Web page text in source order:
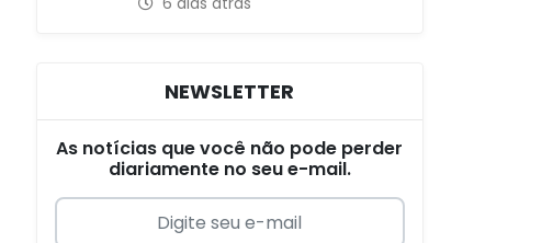
NEWSLETTER
As notícias que você não pode perder
diariamente no seu e-mail.